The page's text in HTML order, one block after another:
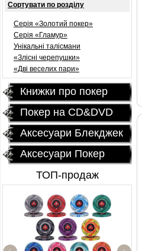
Сортувати по розділу
Серія «Золотий покер»
Серія «Гламур»
Унікальні талісмани
«Злісні черепушки»
«Дві веселих пари»
Книжки про покер
Покер на CD&DVD
Аксесуари Блекджек
Аксесуари Покер
ТОП-продаж